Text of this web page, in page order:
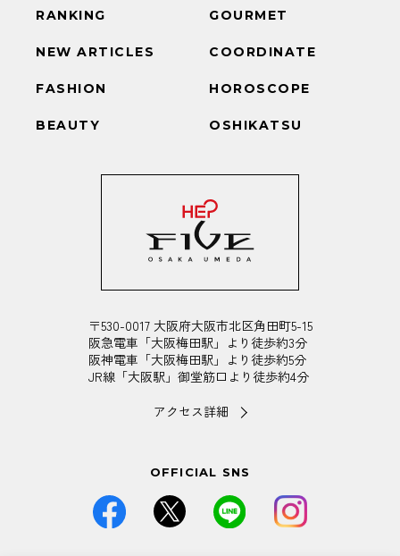
RANKING
NEW ARTICLES
FASHION
BEAUTY
GOURMET
COORDINATE
HOROSCOPE
OSHIKATSU
〒530-0017 大阪府大阪市北区角田町5-15
阪急電車「大阪梅田駅」より徒歩約3分
阪神電車「大阪梅田駅」より徒歩約5分
JR線「大阪駅」御堂筋口より徒歩約4分
アクセス詳細
OFFICIAL SNS